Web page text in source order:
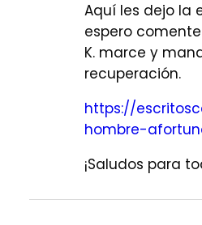
Aquí les dejo la
espero
K. marce y
recuperación.
https://
hombre-
¡Saludos para